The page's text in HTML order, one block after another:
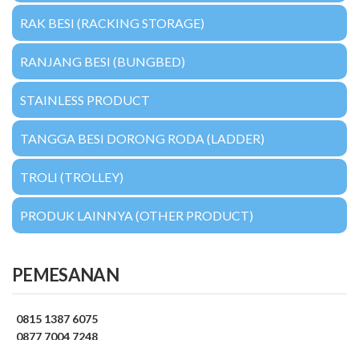
RAK BESI (RACKING STORAGE)
RANJANG BESI (BUNGBED)
STAINLESS PRODUCT
TANGGA BESI DORONG RODA (LADDER)
TROLI (TROLLEY)
PRODUK LAINNYA (OTHER PRODUCT)
PEMESANAN
0815 1387 6075
0877 7004 7248